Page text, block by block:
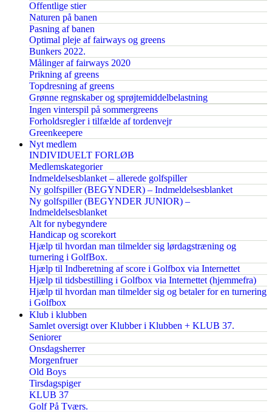
Offentlige stier
Naturen på banen
Pasning af banen
Optimal pleje af fairways og greens
Bunkers 2022.
Målinger af fairways 2020
Prikning af greens
Topdresning af greens
Grønne regnskaber og sprøjtemiddelbelastning
Ingen vinterspil på sommergreens
Forholdsregler i tilfælde af tordenvejr
Greenkeepere
Nyt medlem
INDIVIDUELT FORLØB
Medlemskategorier
Indmeldelsesblanket – allerede golfspiller
Ny golfspiller (BEGYNDER) – Indmeldelsesblanket
Ny golfspiller (BEGYNDER JUNIOR) –
Indmeldelsesblanket
Alt for nybegyndere
Handicap og scorekort
Hjælp til hvordan man tilmelder sig lørdagstræning og
turnering i GolfBox.
Hjælp til Indberetning af score i Golfbox via Internettet
Hjælp til tidsbestilling i Golfbox via Internettet (hjemmefra)
Hjælp til hvordan man tilmelder sig og betaler for en turnering
i Golfbox
Klub i klubben
Samlet oversigt over Klubber i Klubben + KLUB 37.
Seniorer
Onsdagsherrer
Morgenfruer
Old Boys
Tirsdagspiger
KLUB 37
Golf På Tværs.